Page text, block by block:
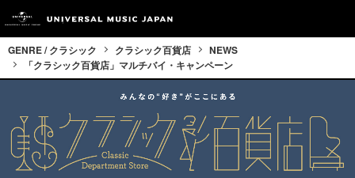
GENRE / クラシック クラシック百貨店
NEWS
「クラシック百貨店」マルチバイ・キャンペーン